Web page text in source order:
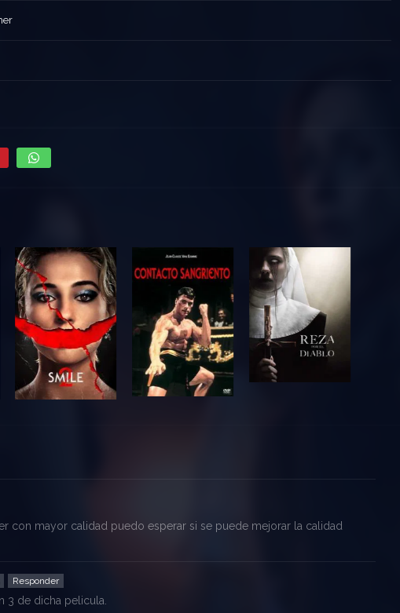
con mayor calidad puedo esperar si se puede mejorar la calidad
Responder
3 de dicha pelicula.